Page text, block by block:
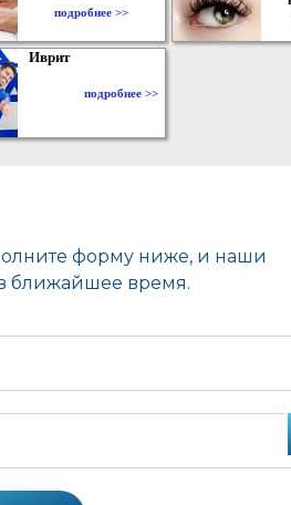
подробнее >>
Иврит
подробнее >>